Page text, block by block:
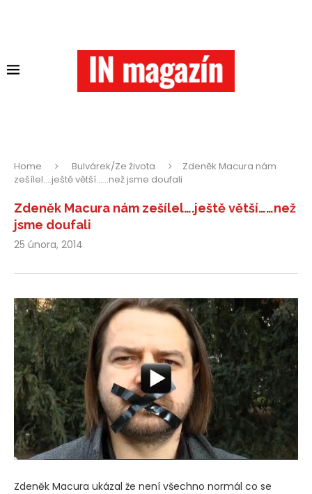
Home Bulvárek/Ze života
Zdeněk Macura nám
zešílel….ještě větší……než jsme doufali
Zdeněk Macura nám zešílel….ještě větší……než
jsme doufali
25 února, 2014
Zdeněk Macura ukázal že není všechno normál co se